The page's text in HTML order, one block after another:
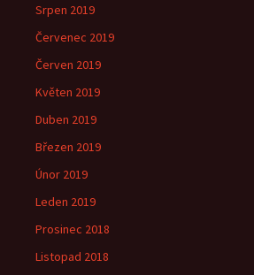
Srpen 2019
Červenec 2019
Červen 2019
Květen 2019
Duben 2019
Březen 2019
Únor 2019
Leden 2019
Prosinec 2018
Listopad 2018